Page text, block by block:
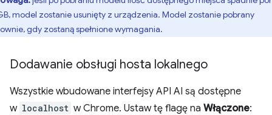
model zostanie usunięty z urządzenia. Model zostanie pobrany
gdy zostaną spełnione wymagania.
Dodawanie obsługi hosta lokalnego
Wszystkie wbudowane interfejsy API AI są dostępne
w localhost w Chrome. Ustaw tę flagę na Włączone: